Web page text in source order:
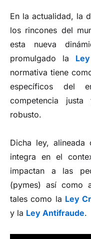
En la actualidad, la
los rincones del
esta nueva
promulgado la
normativa tiene
específicos del
competencia
robusto.
Dicha ley, alineada
integra en el
impactan a las
(pymes) así como
tales como la Ley
y la Ley Antifraude.